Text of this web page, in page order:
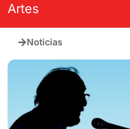
Artes
Noticias